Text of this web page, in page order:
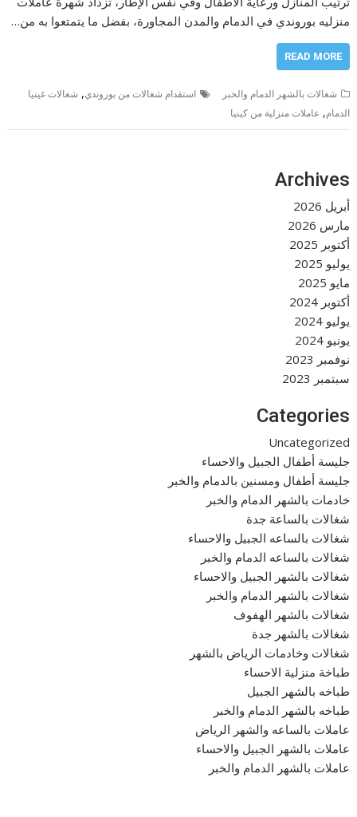
منزليه بوروندي في الدمام والمدن المجاورة، بفضل ما يتمتعوا به من…
READ MORE
شغالات بالشهر الدمام والخبر استقدام شغالات من بوروندي, شغالات غينيا
الدمام, عاملات منزلية من كينيا
Archives
أبريل 2026
مارس 2026
أكتوبر 2025
يوليو 2025
مايو 2025
أكتوبر 2024
يوليو 2024
يونيو 2024
نوفمبر 2023
سبتمبر 2023
Categories
Uncategorized
جليسة أطفال الجبيل والاحساء
جليسة أطفال ومسنين بالدمام والخبر
خادمات بالشهر الدمام والخبر
شغالات بالساعة جدة
شغالات بالساعه الجبيل والاحساء
شغالات بالساعه الدمام والخبر
شغالات بالشهر الجبيل والاحساء
شغالات بالشهر الدمام والخبر
شغالات بالشهر الهفوف
شغالات بالشهر جدة
شغالات وخادمات الرياض بالشهر
طباخة منزلية الاحساء
طباخه بالشهر الجبيل
طباخه بالشهر الدمام والخبر
عاملات بالساعه والشهر الرياض
عاملات بالشهر الجبيل والاحساء
عاملات بالشهر الدمام والخبر